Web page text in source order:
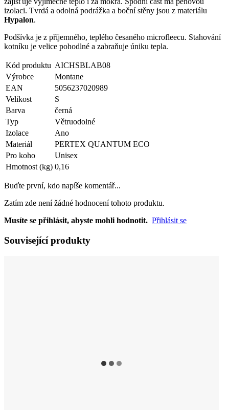
izolaci. Tvrdá a odolná podrážka a boční stěny jsou z materiálu
Hypalon.
Podšívka je z příjemného, teplého česaného microfleecu. Stahování
kotníku je velice pohodlné a zabraňuje úniku tepla.
Kód produktu AICHSBLAB08
Výrobce
Montane
EAN
5056237020989
Velikost
S
Barva
černá
Typ
Větruodolné
Izolace
Ano
Materiál
PERTEX QUANTUM ECO
Pro koho
Unisex
Hmotnost (kg) 0,16
Buďte první, kdo napíše komentář...
Zatím zde není žádné hodnocení tohoto produktu.
Musíte se přihlásit, abyste mohli hodnotit. Přihlásit se
Související produkty